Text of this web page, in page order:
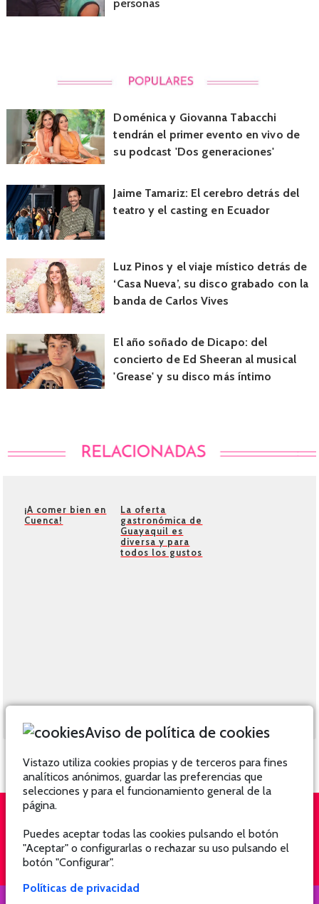
personas
Doménica y Giovanna Tabacchi
tendrán el primer evento en vivo de
su podcast 'Dos generaciones'
Jaime Tamariz: El cerebro detrás del
teatro y el casting en Ecuador
Luz Pinos y el viaje místico detrás de
‘Casa Nueva’, su disco grabado con la
banda de Carlos Vives
El año soñado de Dicapo: del
concierto de Ed Sheeran al musical
'Grease' y su disco más íntimo
¡A comer bien en
Cuenca!
La oferta
gastronómica de
Guayaquil es
diversa y para
todos los gustos
QUIÉNES SOMOS SUSCRÍBETE
Aviso de política de cookies
Vistazo utiliza cookies propias y de terceros para fines
analíticos anónimos, guardar las preferencias que
selecciones y para el funcionamiento general de la
página.
Puedes aceptar todas las cookies pulsando el botón
"Aceptar" o configurarlas o rechazar su uso pulsando el
botón "Configurar".
Políticas de privacidad